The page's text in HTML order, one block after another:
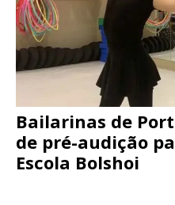
Bailarinas de
de pré-audição
Escola Bolshoi